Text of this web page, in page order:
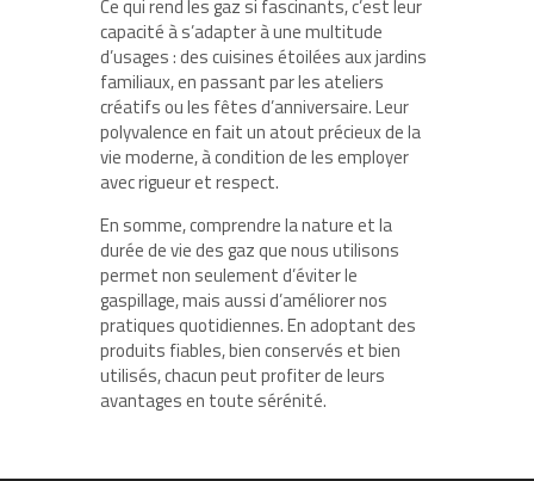
Ce qui rend les gaz si fascinants, c’est leur
capacité à s’adapter à une multitude
d’usages : des cuisines étoilées aux jardins
familiaux, en passant par les ateliers
créatifs ou les fêtes d’anniversaire. Leur
polyvalence en fait un atout précieux de la
vie moderne, à condition de les employer
avec rigueur et respect.
En somme, comprendre la nature et la
durée de vie des gaz que nous utilisons
permet non seulement d’éviter le
gaspillage, mais aussi d’améliorer nos
pratiques quotidiennes. En adoptant des
produits fiables, bien conservés et bien
utilisés, chacun peut profiter de leurs
avantages en toute sérénité.